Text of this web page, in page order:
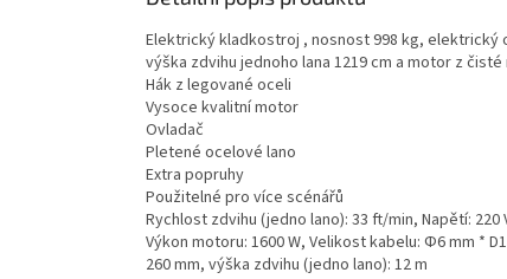
Elektrický kladkostroj , nosnost 998 kg, elektrický
výška zdvihu jednoho lana 1219 cm a motor z
Hák z legované oceli
Vysoce kvalitní motor
Ovladač
Pletené ocelové lano
Extra popruhy
Použitelné pro více scénářů
Rychlost zdvihu (jedno lano): 33 ft/min, Napětí:
Výkon motoru: 1600 W, Velikost kabelu: Φ6 mm *
260 mm, výška zdvihu (jedno lano): 12 m